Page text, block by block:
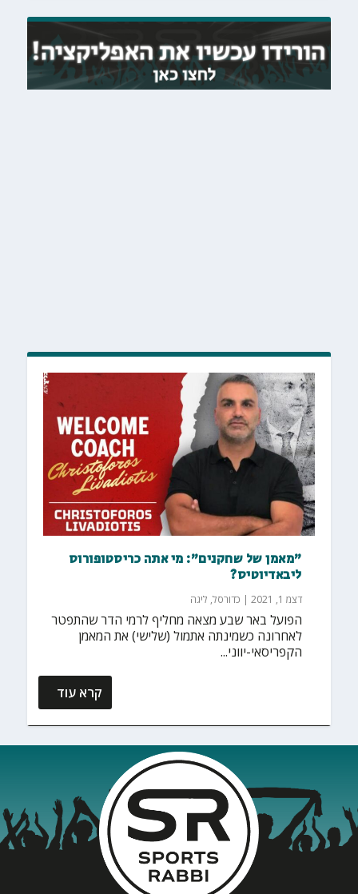
"מאמן של שחקנים": מי אתה כריסטופורוס
ליבאדיוטיס?
דצמ 1, 2021 | כדורסל, ליגה
הפועל באר שבע מצאה מחליף לרמי הדר שהתפטר
לאחרונה כשמינתה אתמול (שלישי) את המאמן
הקפריסאי-יווני...
קרא עוד